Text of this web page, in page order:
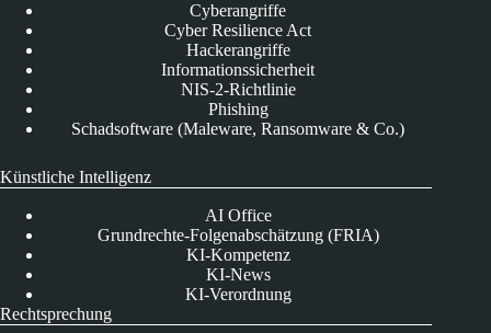
Cyberangriffe
Cyber Resilience Act
Hackerangriffe
Informationssicherheit
NIS-2-Richtlinie
Phishing
Schadsoftware (Maleware, Ransomware & Co.)
Künstliche Intelligenz
AI Office
Grundrechte-Folgenabschätzung (FRIA)
KI-Kompetenz
KI-News
KI-Verordnung
Rechtsprechung